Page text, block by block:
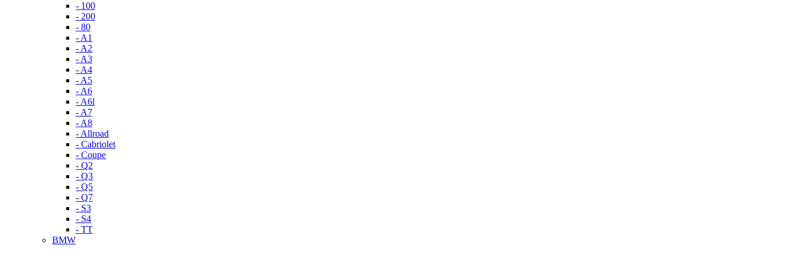
- 100
- 200
- 80
- A1
- A2
- A3
- A4
- A5
- A6
- A6l
- A7
- A8
- Allroad
- Cabriolet
- Coupe
- Q2
- Q3
- Q5
- Q7
- S3
- S4
- TT
BMW